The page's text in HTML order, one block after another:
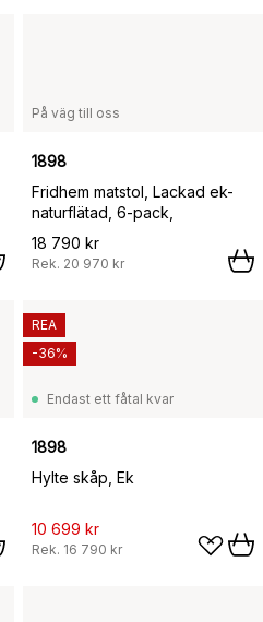
På väg till oss
1898
Fridhem matstol, Lackad ek-
naturflätad, 6-pack,
18 790 kr
Rek. 20 970 kr
Endast ett fåtal kvar
1898
Hylte skåp, Ek
10 699 kr
Rek. 16 790 kr
REA
-36%